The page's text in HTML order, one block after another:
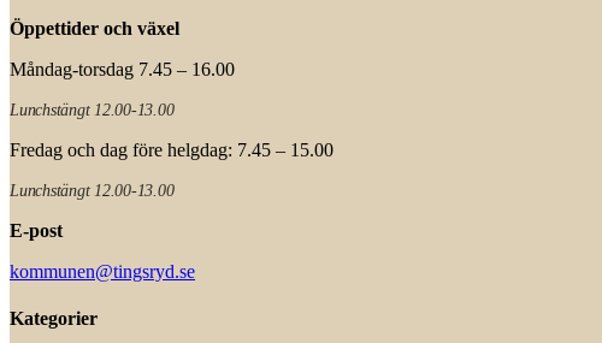
Öppettider och växel
Måndag-torsdag 7.45 – 16.00
Lunchstängt 12.00-13.00
Fredag och dag före helgdag: 7.45 – 15.00
Lunchstängt 12.00-13.00
E-post
kommunen@tingsryd.se
Kategorier